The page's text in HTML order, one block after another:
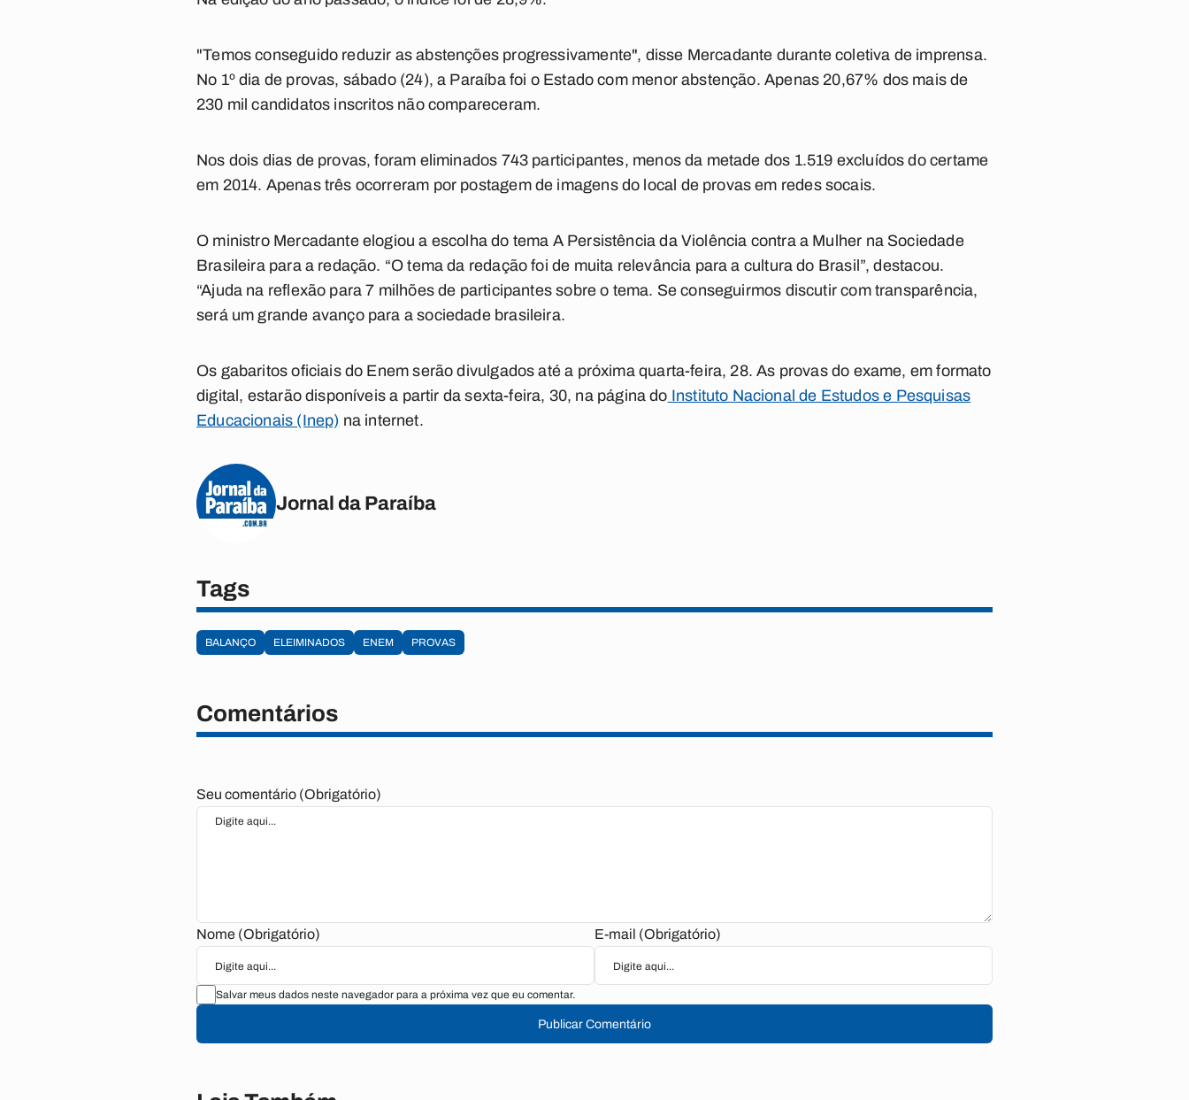
"Temos conseguido reduzir as abstenções progressivamente", disse Mercadante durante coletiva de imprensa.
No 1º dia de provas, sábado (24), a Paraíba foi o Estado com menor abstenção. Apenas 20,67% dos mais de
230 mil candidatos inscritos não compareceram.
Nos dois dias de provas, foram eliminados 743 participantes, menos da metade dos 1.519 excluídos do certame
em 2014. Apenas três ocorreram por postagem de imagens do local de provas em redes socais.
O ministro Mercadante elogiou a escolha do tema A Persistência da Violência contra a Mulher na Sociedade
Brasileira para a redação. “O tema da redação foi de muita relevância para a cultura do Brasil”, destacou.
“Ajuda na reflexão para 7 milhões de participantes sobre o tema. Se conseguirmos discutir com transparência,
será um grande avanço para a sociedade brasileira.
Os gabaritos oficiais do Enem serão divulgados até a próxima quarta-feira, 28. As provas do exame, em formato
digital, estarão disponíveis a partir da sexta-feira, 30, na página do Instituto Nacional de Estudos e Pesquisas
Educacionais (Inep) na internet.
Jornal da Paraíba
Tags
BALANÇO ELEIMINADOS ENEM PROVAS
Comentários
Seu comentário (Obrigatório)
Nome (Obrigatório) E-mail (Obrigatório)
Salvar meus dados neste navegador para a próxima vez que eu comentar.
Publicar Comentário